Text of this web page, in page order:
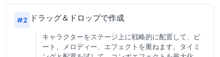
#2 ドラッグ＆ドロップで作成
キャラクターをステージ上に戦略的に配置して、ビ
ート、メロディー、エフェクトを重ねます。タイミ